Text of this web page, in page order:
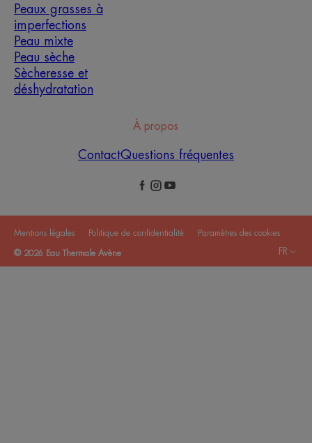
Peaux grasses à
imperfections
Peau mixte
Peau sèche
Sècheresse et
déshydratation
À propos
ContactQuestions fréquentes
Mentions légales Politique de confidentialité Paramètres des cookies
© 2026 Eau Thermale Avène FR